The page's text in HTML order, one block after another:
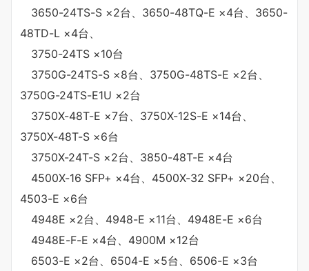
3650-24TS-S ×2台、3650-48TQ-E ×4台、3650-
48TD-L ×4台、
3750-24TS ×10台
3750G-24TS-S ×8台、3750G-48TS-E ×2台、
3750G-24TS-E1U ×2台
3750X-48T-E ×7台、3750X-12S-E ×14台、
3750X-48T-S ×6台
3750X-24T-S ×2台、3850-48T-E ×4台
4500X-16 SFP+ ×4台、4500X-32 SFP+ ×20台、
4503-E ×6台
4948E ×2台、4948-E ×11台、4948E-E ×6台
4948E-F-E ×4台、4900M ×12台
6503-E ×2台、6504-E ×5台、6506-E ×3台